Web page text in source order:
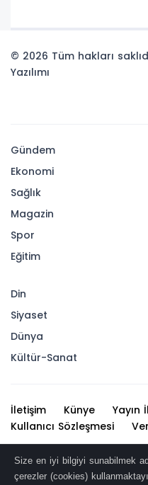
© 2026 Tüm hakları
Yazılımı
Gündem
Ekonomi
Sağlık
Magazin
Spor
Eğitim
Din
Siyaset
Dünya
Kültür-Sanat
İletişim Künye Yayın
Kullanıcı Sözleşmesi
iktibas edilemez. Kanuna
kopyalanamaz, başka
Size en iyi bilgiyi sunabilmek
çerezler (cookies)